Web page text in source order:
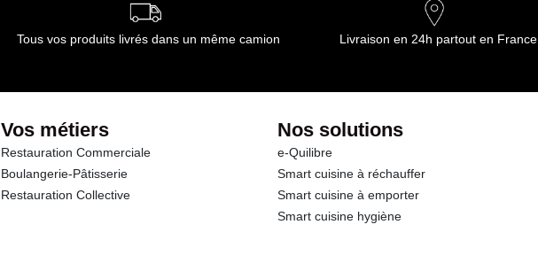
Tous vos produits livrés dans un même camion Livraison en 24h partout en France
Vos métiers
Restauration Commerciale
Boulangerie-Pâtisserie
Restauration Collective
Nos solutions
e-Quilibre
Smart cuisine à réchauffer
Smart cuisine à emporter
Smart cuisine hygiène